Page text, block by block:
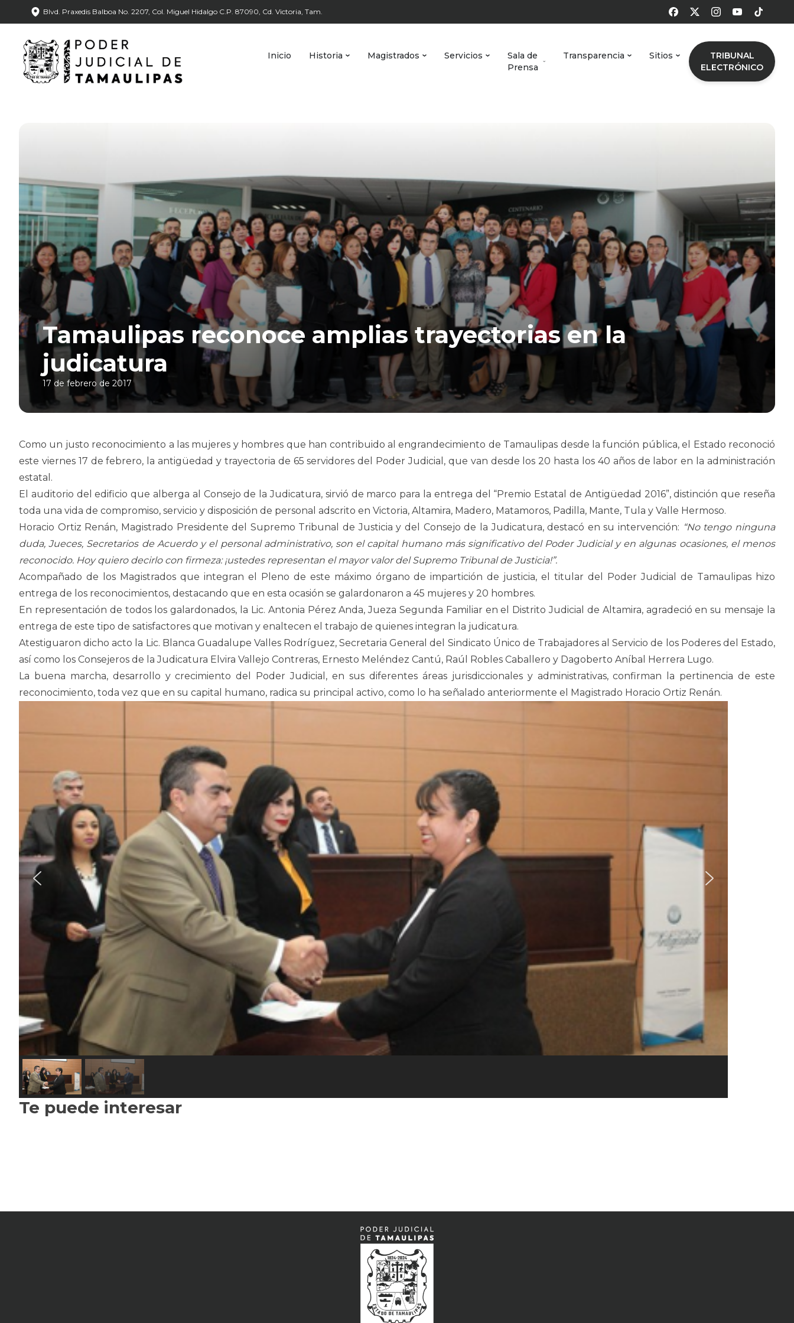
Blvd. Praxedis Balboa No. 2207, Col. Miguel Hidalgo C.P. 87090, Cd. Victoria, Tam.
Inicio Historia Magistrados Servicios
Sala de
Prensa
Transparencia Sitios
TRIBUNAL
ELECTRÓNICO
Tamaulipas reconoce amplias trayectorias en la
judicatura
17 de febrero de 2017
Como un justo reconocimiento a las mujeres y hombres que han contribuido al engrandecimiento de Tamaulipas desde la función pública, el Estado reconoció
este viernes 17 de febrero, la antigüedad y trayectoria de 65 servidores del Poder Judicial, que van desde los 20 hasta los 40 años de labor en la administración
estatal.
El auditorio del edificio que alberga al Consejo de la Judicatura, sirvió de marco para la entrega del “Premio Estatal de Antigüedad 2016”, distinción que reseña
toda una vida de compromiso, servicio y disposición de personal adscrito en Victoria, Altamira, Madero, Matamoros, Padilla, Mante, Tula y Valle Hermoso.
Horacio Ortiz Renán, Magistrado Presidente del Supremo Tribunal de Justicia y del Consejo de la Judicatura, destacó en su intervención: “No tengo ninguna
duda, Jueces, Secretarios de Acuerdo y el personal administrativo, son el capital humano más significativo del Poder Judicial y en algunas ocasiones, el menos
reconocido. Hoy quiero decirlo con firmeza: ¡ustedes representan el mayor valor del Supremo Tribunal de Justicia!”.
Acompañado de los Magistrados que integran el Pleno de este máximo órgano de impartición de justicia, el titular del Poder Judicial de Tamaulipas hizo
entrega de los reconocimientos, destacando que en esta ocasión se galardonaron a 45 mujeres y 20 hombres.
En representación de todos los galardonados, la Lic. Antonia Pérez Anda, Jueza Segunda Familiar en el Distrito Judicial de Altamira, agradeció en su mensaje la
entrega de este tipo de satisfactores que motivan y enaltecen el trabajo de quienes integran la judicatura.
Atestiguaron dicho acto la Lic. Blanca Guadalupe Valles Rodríguez, Secretaria General del Sindicato Único de Trabajadores al Servicio de los Poderes del Estado,
así como los Consejeros de la Judicatura Elvira Vallejo Contreras, Ernesto Meléndez Cantú, Raúl Robles Caballero y Dagoberto Aníbal Herrera Lugo.
La buena marcha, desarrollo y crecimiento del Poder Judicial, en sus diferentes áreas jurisdiccionales y administrativas, confirman la pertinencia de este
reconocimiento, toda vez que en su capital humano, radica su principal activo, como lo ha señalado anteriormente el Magistrado Horacio Ortiz Renán.
Te puede interesar